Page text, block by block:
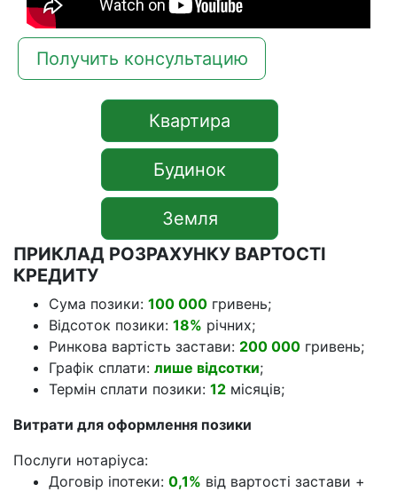
Получить консультацию
Квартира
Будинок
Земля
ПРИКЛАД РОЗРАХУНКУ ВАРТОСТІ
КРЕДИТУ
Сума позики: 100 000 гривень;
Відсоток позики: 18% річних;
Ринкова вартість застави: 200 000 гривень;
Графік сплати: лише відсотки;
Термін сплати позики: 12 місяців;
Витрати для оформлення позики
Послуги нотаріуса:
Договір іпотеки: 0,1% від вартості застави +